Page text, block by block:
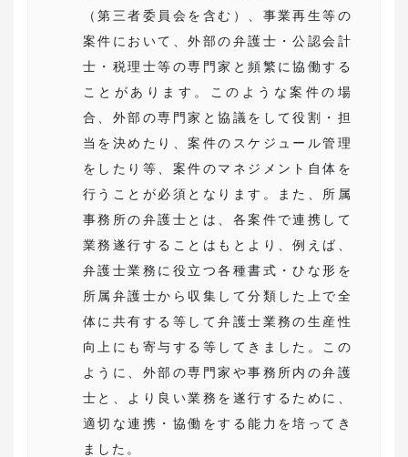
（第三者委員会を含む）、事業再生等の
案件において、外部の弁護士・公認会計
士・税理士等の専門家と頻繁に協働する
ことがあります。このような案件の場
合、外部の専門家と協議をして役割・担
当を決めたり、案件のスケジュール管理
をしたり等、案件のマネジメント自体を
行うことが必須となります。また、所属
事務所の弁護士とは、各案件で連携して
業務遂行することはもとより、例えば、
弁護士業務に役立つ各種書式・ひな形を
所属弁護士から収集して分類した上で全
体に共有する等して弁護士業務の生産性
向上にも寄与する等してきました。この
ように、外部の専門家や事務所内の弁護
士と、より良い業務を遂行するために、
適切な連携・協働をする能力を培ってき
ました。